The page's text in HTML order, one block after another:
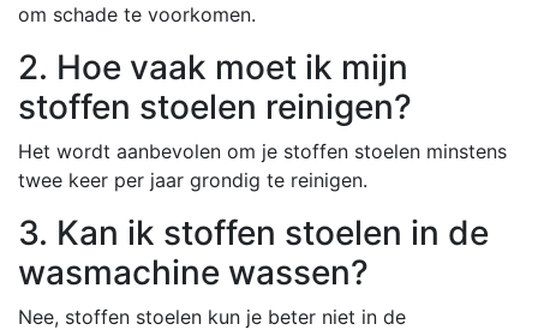
om schade te voorkomen.
2. Hoe vaak moet ik mijn
stoffen stoelen reinigen?
Het wordt aanbevolen om je stoffen stoelen minstens
twee keer per jaar grondig te reinigen.
3. Kan ik stoffen stoelen in de
wasmachine wassen?
Nee, stoffen stoelen kun je beter niet in de